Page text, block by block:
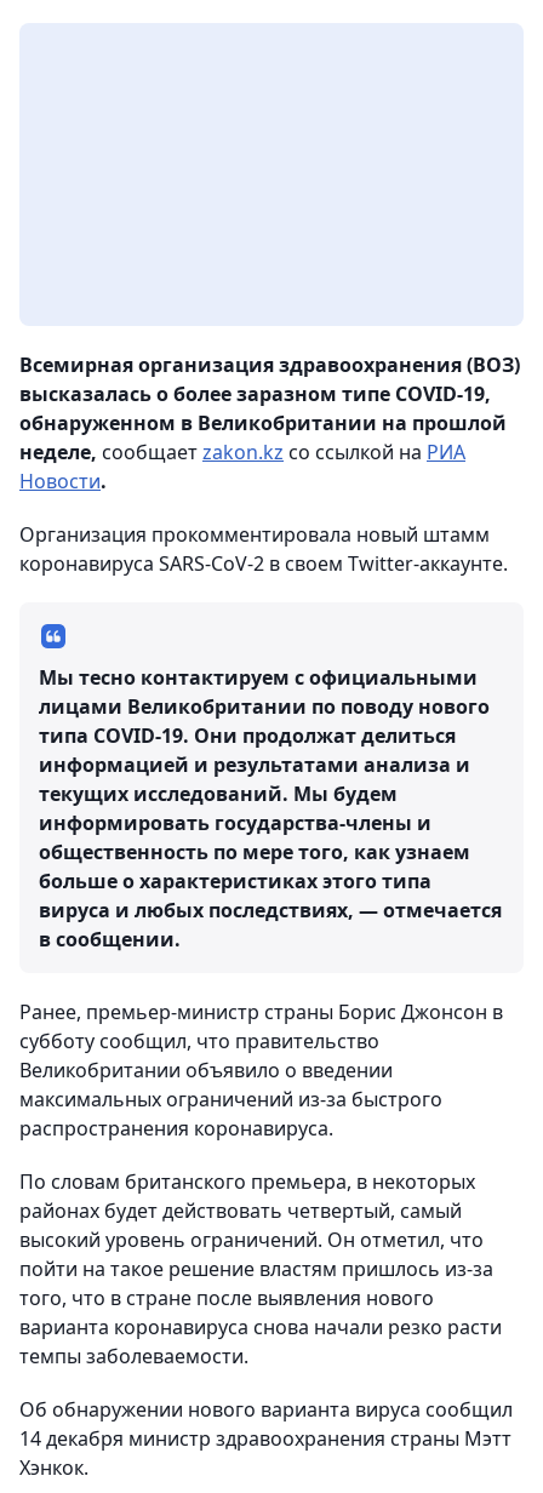
Всемирная организация здравоохранения (ВОЗ)
высказалась о более заразном типе COVID-19,
обнаруженном в Великобритании на прошлой
неделе, сообщаетzakon.kz со ссылкой на РИА
Новости.
Организация прокомментировала новый штамм
коронавируса SARS-CoV-2 в своем Twitter-аккаунте.
Мы тесно контактируем с официальными
лицами Великобритании по поводу нового
типа COVID-19. Они продолжат делиться
информацией и результатами анализа и
текущих исследований. Мы будем
информировать государства-члены и
общественность по мере того, как узнаем
больше о характеристиках этого типа
вируса и любых последствиях, — отмечается
в сообщении.
Ранее, премьер-министр страны Борис Джонсон в
субботу сообщил, что правительство
Великобритании объявило о введении
максимальных ограничений из-за быстрого
распространения коронавируса.
По словам британского премьера, в некоторых
районах будет действовать четвертый, самый
высокий уровень ограничений. Он отметил, что
пойти на такое решение властям пришлось из-за
того, что в стране после выявления нового
варианта коронавируса снова начали резко расти
темпы заболеваемости.
Об обнаружении нового варианта вируса сообщил
14 декабря министр здравоохранения страны Мэтт
Хэнкок.